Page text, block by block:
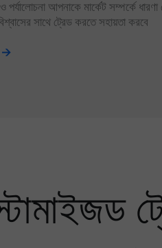
পর্যালোচনা আপনাকে মার্কেট সম্পর্কে ধারণা
সাথে ট্রেড করতে সহায়তা করবে